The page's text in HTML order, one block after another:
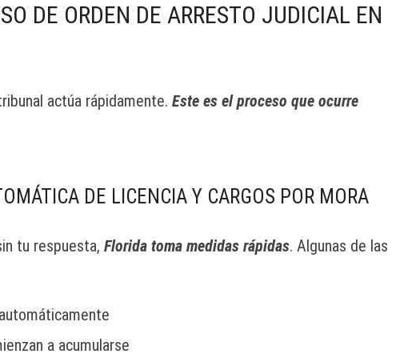
DE ORDEN DE ARRESTO JUDICIAL EN
actúa rápidamente. Este es el proceso que ocurre
DE LICENCIA Y CARGOS POR MORA
tu respuesta, Florida toma medidas rápidas. Algunas de las
a acumularse